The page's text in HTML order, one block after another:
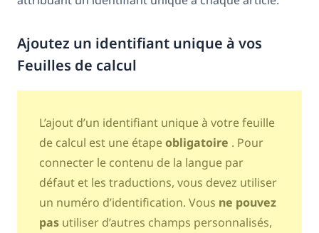
Ajoutez un identifiant unique à vos
Feuilles de calcul
L’ajout d’un identifiant unique à votre feuille
de calcul est une étapeobligatoire . Pour
connecter le contenu de la langue par
défaut et les traductions, vous devez utiliser
un numéro d’identification. Vous ne pouvez
pasutiliser d’autres champs personnalisés,